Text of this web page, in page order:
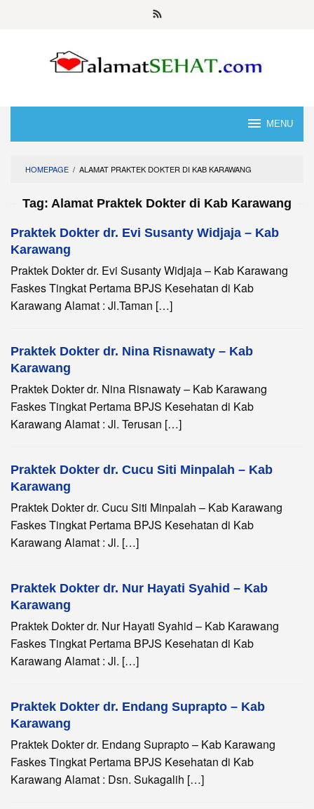
MENU
HOMEPAGE / ALAMAT PRAKTEK DOKTER DI KAB KARAWANG
Tag: Alamat Praktek Dokter di Kab Karawang
Praktek Dokter dr. Evi Susanty Widjaja – Kab
Karawang
Praktek Dokter dr. Evi Susanty Widjaja – Kab Karawang
Faskes Tingkat Pertama BPJS Kesehatan di Kab
Karawang Alamat : Jl.Taman […]
Praktek Dokter dr. Nina Risnawaty – Kab
Karawang
Praktek Dokter dr. Nina Risnawaty – Kab Karawang
Faskes Tingkat Pertama BPJS Kesehatan di Kab
Karawang Alamat : Jl. Terusan […]
Praktek Dokter dr. Cucu Siti Minpalah – Kab
Karawang
Praktek Dokter dr. Cucu Siti Minpalah – Kab Karawang
Faskes Tingkat Pertama BPJS Kesehatan di Kab
Karawang Alamat : Jl. […]
Praktek Dokter dr. Nur Hayati Syahid – Kab
Karawang
Praktek Dokter dr. Nur Hayati Syahid – Kab Karawang
Faskes Tingkat Pertama BPJS Kesehatan di Kab
Karawang Alamat : Jl. […]
Praktek Dokter dr. Endang Suprapto – Kab
Karawang
Praktek Dokter dr. Endang Suprapto – Kab Karawang
Faskes Tingkat Pertama BPJS Kesehatan di Kab
Karawang Alamat : Dsn. Sukagalih […]